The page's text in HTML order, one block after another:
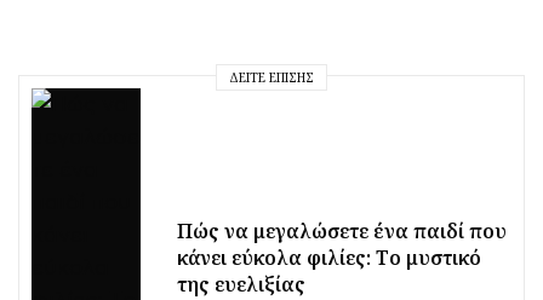
ΔΕΊΤΕ ΕΠΊΣΗΣ
Πώς να μεγαλώσετε ένα παιδί που
κάνει εύκολα φιλίες: Tο μυστικό
της ευελιξίας